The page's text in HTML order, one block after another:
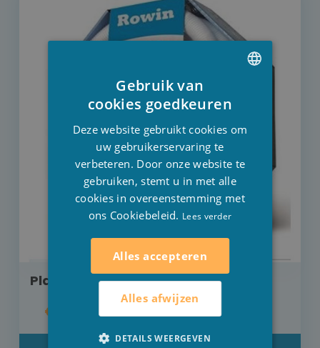
Plastiek drijfslang 25 meter
€ 82,00
ENGLISH
Gebruik van
cookies goedkeuren
Deze website gebruikt cookies om
uw gebruikerservaring te
verbeteren. Door onze website te
gebruiken, stemt u in met alle
cookies in overeenstemming met
ons Cookiebeleid. Lees verder
Alles accepteren
Alles afwijzen
DETAILS WEERGEVEN